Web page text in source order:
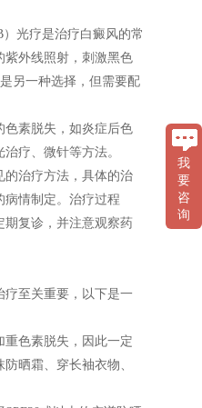
光疗是治疗白癜风的常
紫外线照射，刺激黑色
另一种选择，但需要配
色素脱失，如炎症后色
疗、微针等方法。
的治疗方法，具体的治
病情制定。治疗过程
复诊，并注意观察药
疗至关重要，以下是一
色素脱失，因此一定
晒霜、穿长袖衣物、
我
要
咨
询